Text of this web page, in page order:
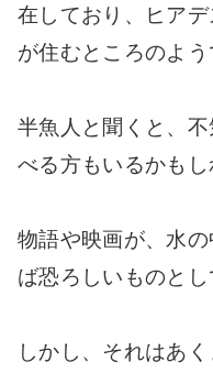
在しており、ヒア
が住むところのよう
半魚人と聞くと、
べる方もいるかもし
物語や映画が、水
ば恐ろしいものとし
しかし、それはあ